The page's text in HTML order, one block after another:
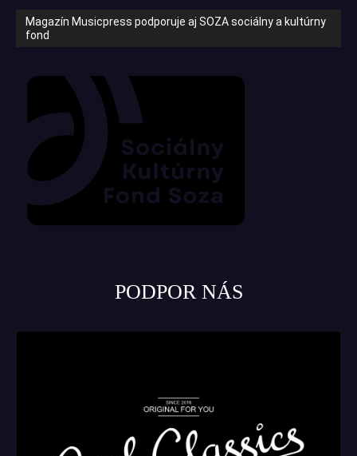
Magazín Musicpress podporuje aj SOZA sociálny a kultúrny
fond
PODPOR NÁS